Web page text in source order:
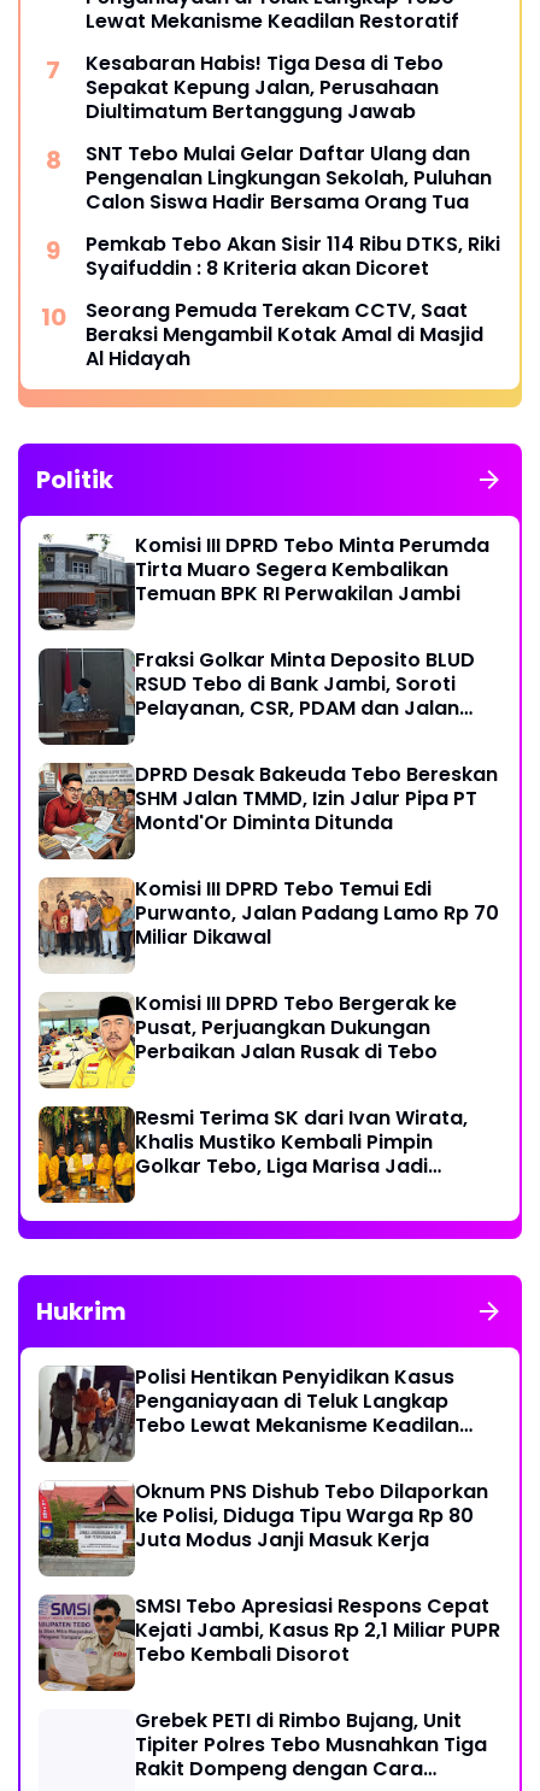
Lewat Mekanisme Keadilan Restoratif
Kesabaran Habis! Tiga Desa di Tebo
Sepakat Kepung Jalan, Perusahaan
Diultimatum Bertanggung Jawab
SNT Tebo Mulai Gelar Daftar Ulang dan
Pengenalan Lingkungan Sekolah, Puluhan
Calon Siswa Hadir Bersama Orang Tua
Pemkab Tebo Akan Sisir 114 Ribu DTKS, Riki
Syaifuddin : 8 Kriteria akan Dicoret
Seorang Pemuda Terekam CCTV, Saat
Beraksi Mengambil Kotak Amal di Masjid
Al Hidayah
Politik
Komisi III DPRD Tebo Minta Perumda
Tirta Muaro Segera Kembalikan
Temuan BPK RI Perwakilan Jambi
Fraksi Golkar Minta Deposito BLUD
RSUD Tebo di Bank Jambi, Soroti
Pelayanan, CSR, PDAM dan Jalan
DPRD Desak Bakeuda Tebo Bereskan
SHM Jalan TMMD, Izin Jalur Pipa PT
Montd'Or Diminta Ditunda
Komisi III DPRD Tebo Temui Edi
Purwanto, Jalan Padang Lamo Rp 70
Miliar Dikawal
Komisi III DPRD Tebo Bergerak ke
Pusat, Perjuangkan Dukungan
Perbaikan Jalan Rusak di Tebo
Resmi Terima SK dari Ivan Wirata,
Khalis Mustiko Kembali Pimpin
Golkar Tebo, Liga Marisa Jadi
Hukrim
Polisi Hentikan Penyidikan Kasus
Penganiayaan di Teluk Langkap
Tebo Lewat Mekanisme Keadilan
Oknum PNS Dishub Tebo Dilaporkan
ke Polisi, Diduga Tipu Warga Rp 80
Juta Modus Janji Masuk Kerja
SMSI Tebo Apresiasi Respons Cepat
Kejati Jambi, Kasus Rp 2,1 Miliar PUPR
Tebo Kembali Disorot
Grebek PETI di Rimbo Bujang, Unit
Tipiter Polres Tebo Musnahkan Tiga
Rakit Dompeng dengan Cara